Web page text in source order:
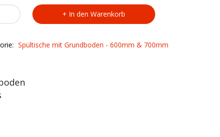
In den Warenkorb
Spültische mit Grundboden - 600mm & 700mm